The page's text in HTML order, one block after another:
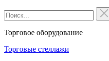
Торговое оборудование
Торговые стеллажи